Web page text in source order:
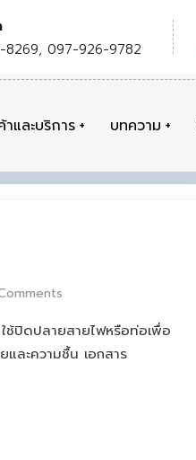
8269, 097-926-9782
าและบริการ บทความ
ช้ปิดปลายสายไฟหรือท่อเพื่อ
และความชื้น เอกสาร